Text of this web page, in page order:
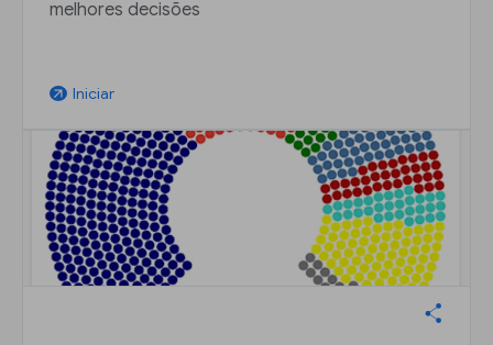
melhores decisões
arrow_outward Iniciar